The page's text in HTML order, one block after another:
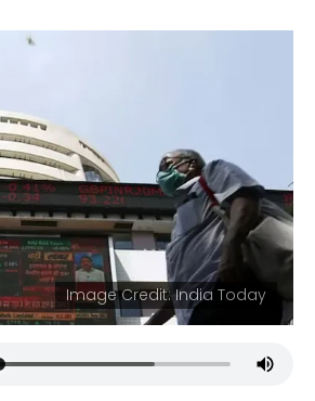
Image Credit: India Today